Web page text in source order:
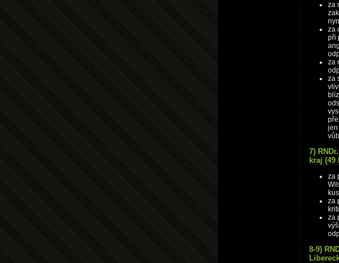
za
za
při
za
za
jen
7)
kraj (49
za
za
za
8-9)